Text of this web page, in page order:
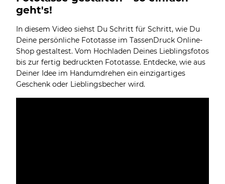
geht's!
In diesem Video siehst Du Schritt für Schritt, wie Du
Deine persönliche Fototasse im TassenDruck Online-
Shop gestaltest. Vom Hochladen Deines Lieblingsfotos
bis zur fertig bedruckten Fototasse. Entdecke, wie aus
Deiner Idee im Handumdrehen ein einzigartiges
Geschenk oder Lieblingsbecher wird.